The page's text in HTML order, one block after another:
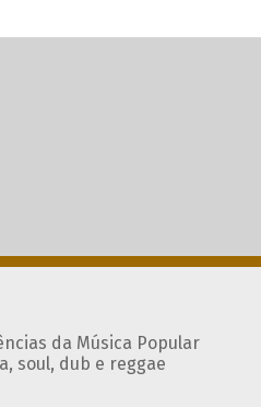
da Música Popular
soul, dub e reggae